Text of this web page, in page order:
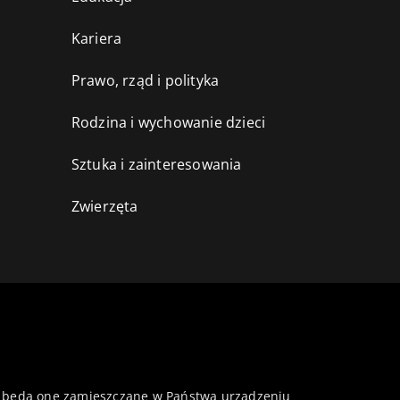
Kariera
Prawo, rząd i polityka
Rodzina i wychowanie dzieci
Sztuka i zainteresowania
Zwierzęta
one zamieszczane w Państwa urządzeniu